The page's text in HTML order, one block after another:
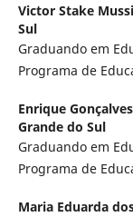
Victor Stake
Sul
Graduando em
Programa de
Enrique
Grande do Sul
Graduando em
Programa de
Maria Eduarda